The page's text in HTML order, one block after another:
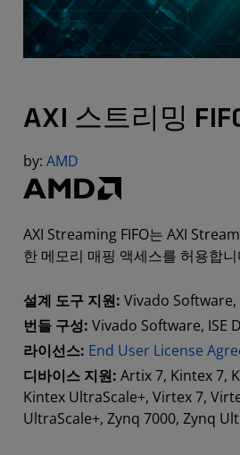
AXI 스트리밍
by: AMD
AXI Streaming FIFO는 AXI
한 메모리 매핑 액세스를 허용합니
설계 도구 지원: Vivado Software,
번들 구성: Vivado Software, ISE
라이선스: End User License
디바이스 지원: Artix 7, Kintex 7,
Kintex UltraScale+, Virtex 7,
UltraScale+, Zynq 7000, Zynq